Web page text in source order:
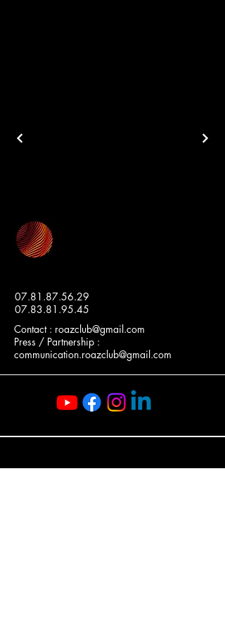
07.81.87.56.29
07.83.81.95.45
Contact : roazclub@gmail.com
Press / Partnership :
communication.roazclub@gmail.com